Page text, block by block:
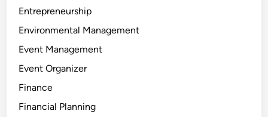
Entrepreneurship
Environmental Management
Event Management
Event Organizer
Finance
Financial Planning